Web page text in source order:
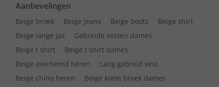
Aanbevelingen
Beige broek Beige jeans Beige boots
Beige shirt
Beige lange jas
Gebreide vesten dames
Beige t shirt
Beige t shirt dames
Beige overhemd heren
Lang gebreid vest
Beige chino heren
Beige korte broek dames